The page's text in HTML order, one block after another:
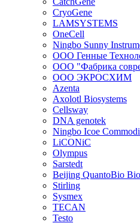
CryoGene
LAMSYSTEMS
OneCell
Ningbo Sunny
ООО Генные
ООО "Фабрика
ООО ЭКРОСХИМ
Azenta
Axolotl Biosystems
Cellsway
DNA genotek
Ningbo Icoe
LiCONiC
Olympus
Sarstedt
Beijing QuantoBio
Stirling
Sysmex
TECAN
Testo